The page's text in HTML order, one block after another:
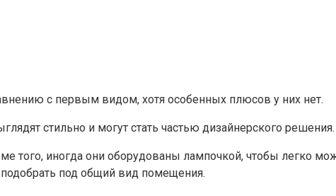
с первым видом, хотя особенных плюсов у них нет.
стильно и могут стать частью дизайнерского решения.
того, иногда они оборудованы лампочкой, чтобы легко
под общий вид помещения.